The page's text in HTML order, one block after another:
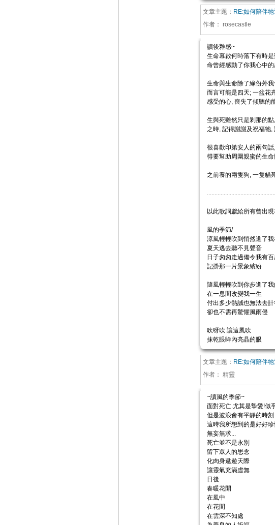
文章主題： RE:如何陪伴
作者： rosecastle
讀後雜感~
生命幕啟何時落下有時
命曾經感動了你我心中
生命與生命除了緣份外
而言可能是四天; 一盆花
感受的心, 喪失了傾聽的
生與死雖然只是剎那的
之時, 記得謝謝及祝福牠
很喜歡印第安人的兩句
得要幫助周圍親蜜的生
之前養的兩隻狗, 一隻貓
以此歌詞獻給所有曾出
風的季節/
涼風輕輕吹到悄然進了
夏天逃去聽不見聲音
日子匆匆走過備令我有百
記掛那一片景象繽紛
隨風輕輕吹到你步進了
在一息間改變我一生
付出多少熱誠也無法去
卻也不需再驚懼風雨侵
吹呀吹 讓這風吹
抹乾眼眸內亮晶的眼
文章主題： RE:如何陪伴
作者： 精靈
~讀風的季節~
面對死亡.尤其是摯愛!似
但是波浪會有平靜的時刻
這時我所想到的是好好
無妄無求...
死亡並不是永別
留下眾人的思念
化肉身遨遊天際
讓靈氣充滿虛無
日後
春暖花開
在風中
在花間
在雲深不知處